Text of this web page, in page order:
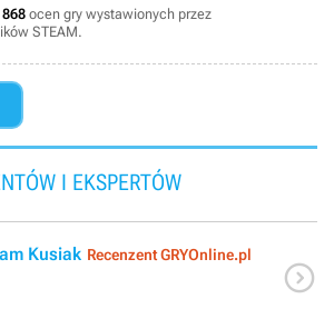
868 ocen gry wystawionych przez
STEAM.
I EKSPERTÓW
Kusiak Recenzent GRYOnline.pl
